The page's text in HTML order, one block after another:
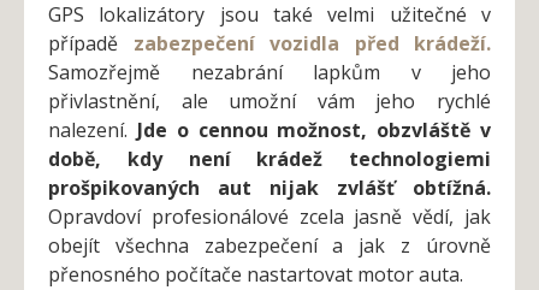
GPS lokalizátory jsou také velmi užitečné v
případě zabezpečení vozidla před krádeží.
Samozřejmě nezabrání lapkům v jeho
přivlastnění, ale umožní vám jeho rychlé
nalezení. Jde o cennou možnost, obzvláště v
době, kdy není krádež technologiemi
prošpikovaných aut nijak zvlášť obtížná.
Opravdoví profesionálové zcela jasně vědí, jak
obejít všechna zabezpečení a jak z úrovně
přenosného počítače nastartovat motor auta.